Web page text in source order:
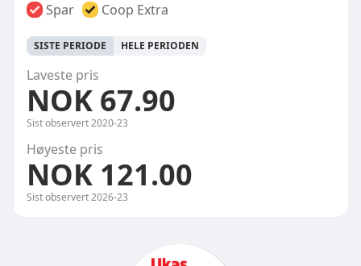
Spar
Coop Extra
SISTE PERIODE HELE PERIODEN
Laveste pris
NOK 67.90
Sist observert2020-23
Høyeste pris
NOK 121.00
Sist observert2026-23